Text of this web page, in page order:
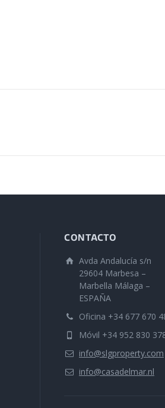
CONTACTO
Avda Andalucía s/n
29604 Marbesa –
Marbella Málaga –
ESPAÑA
Oficina +34 677 670
Móvil +34 952 830
info@slgproperty.com
info@casadelmar.nl